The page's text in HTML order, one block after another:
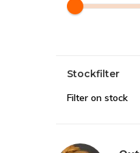
Stockfilter
Filter on stock